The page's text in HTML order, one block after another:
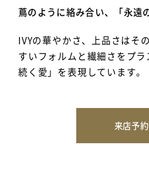
蔦のように絡み合い、「永遠
IVYの華やかさ、上品さはそ
すいフォルムと繊細さをプ
続く愛」を表現しています。
来店予約